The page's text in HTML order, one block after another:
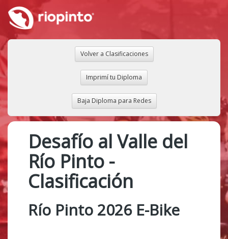
Volver a Clasificaciones
Imprimí tu Diploma
Baja Diploma para Redes
Desafío al Valle del
Río Pinto -
Clasificación
Río Pinto 2026 E-Bike